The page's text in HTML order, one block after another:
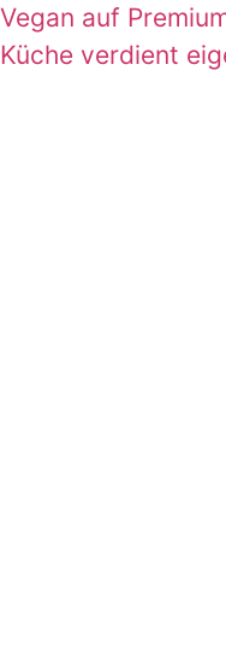
Vegan auf
Küche verdient